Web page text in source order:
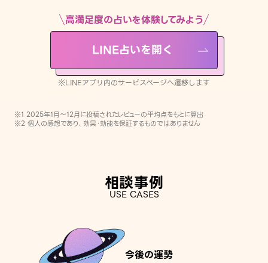
※LINEアプリ内のサービスページへ遷移します
高満足度の占いを体験してみよう
LINE占いを開く
※LINEアプリ内のサービスページへ遷移します
※1 2025年1月〜12月に投稿されたレビューの平均点をもとに算出
※2 個人の感想であり、効果・効能を保証するものではありません
相談事例
USE CASES
今後の運勢